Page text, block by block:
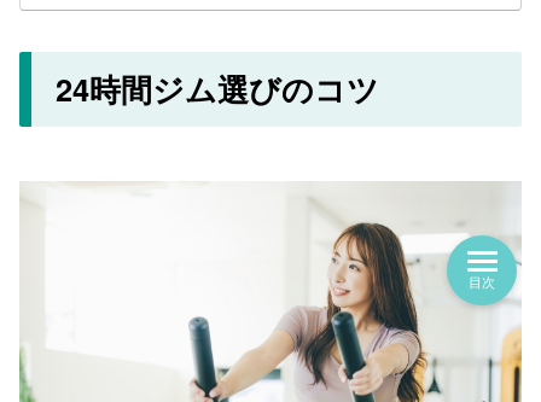
24時間ジム選びのコツ
目次